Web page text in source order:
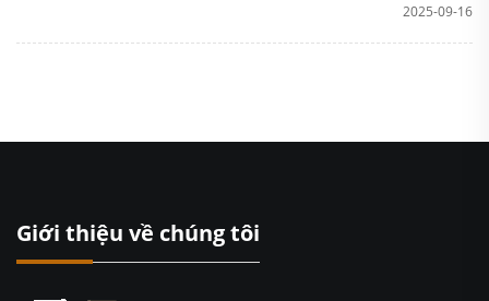
2025-09-16
Giới thiệu về chúng tôi